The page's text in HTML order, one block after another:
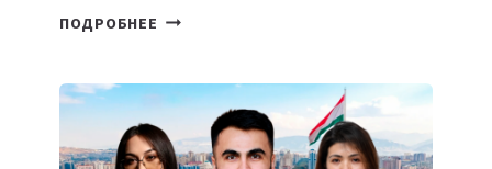
ПОДРОБНЕЕ СТАЛИ
ВНЕШНЕГО
ВИДА
НОВОГО